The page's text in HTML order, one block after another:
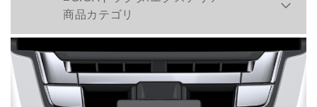
商品カテゴリ